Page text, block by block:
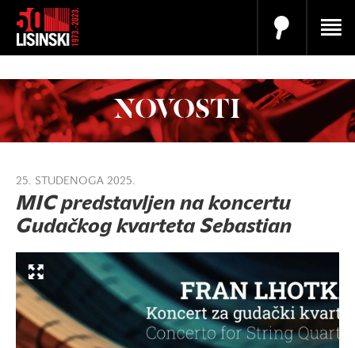
NOVOSTI
25. STUDENOGA 2025.
MIC predstavljen na koncertu
Gudačkog kvarteta Sebastian